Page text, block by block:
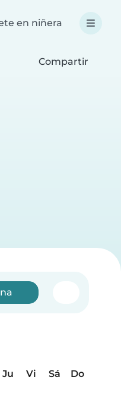
en niñera
Compartir
Ju Vi Sá
Do